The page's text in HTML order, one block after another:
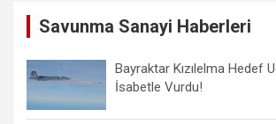
Savunma Sanayi Haberleri
Bayraktar Kızılelma Hedef
İsabetle Vurdu!